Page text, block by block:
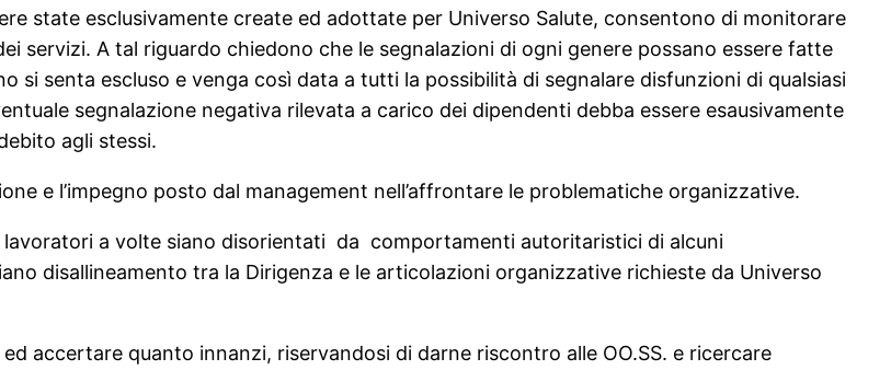
state esclusivamente create ed adottate per Universo Salute, consentono di monitorare
servizi. A tal riguardo chiedono che le segnalazioni di ogni genere possano essere fatte
si senta escluso e venga così data a tutti la possibilità di segnalare disfunzioni di qualsiasi
segnalazione negativa rilevata a carico dei dipendenti debba essere esausivamente
agli stessi.
e l’impegno posto dal management nell’affrontare le problematiche organizzative.
a volte siano disorientati da comportamenti autoritaristici di alcuni
disallineamento tra la Dirigenza e le articolazioni organizzative richieste da Universo
accertare quanto innanzi, riservandosi di darne riscontro alle OO.SS. e ricercare